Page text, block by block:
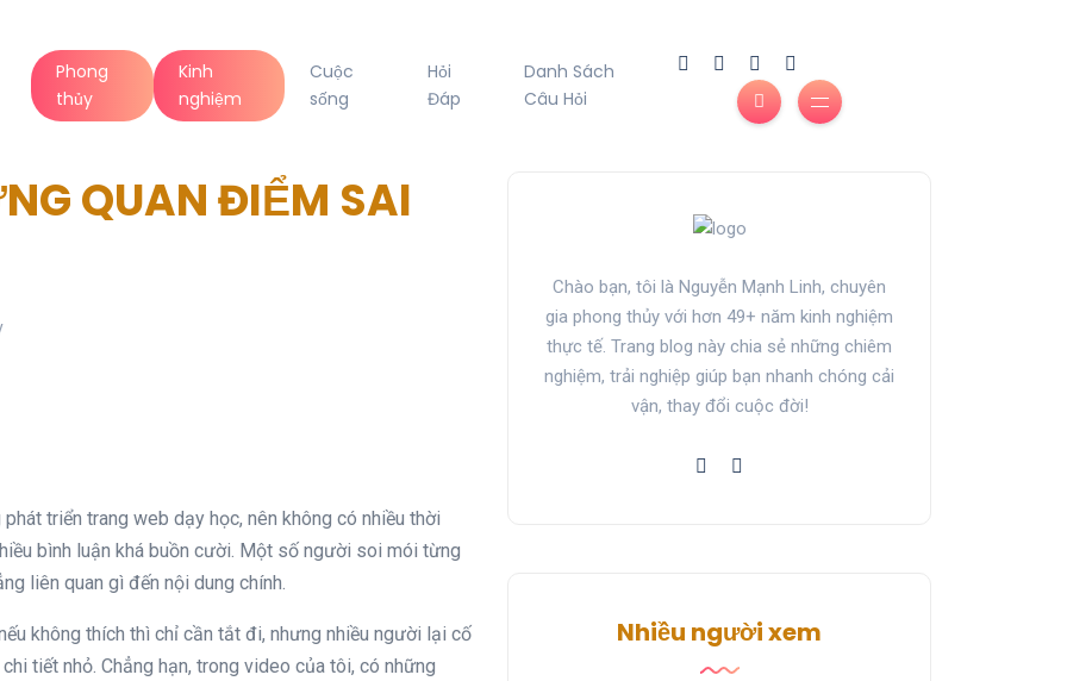
Phong
thủy
Kinh
nghiệm
Cuộc
sống
Hỏi
Đáp
Danh Sách
Câu Hỏi
QUAN ĐIỂM SAI
triển trang web dạy học, nên không có nhiều thời
bình luận khá buồn cười. Một số người soi mói từng
liên quan gì đến nội dung chính.
không thích thì chỉ cần tắt đi, nhưng nhiều người lại cố
tiết nhỏ. Chẳng hạn, trong video của tôi, có những
Chào bạn, tôi là Nguyễn Mạnh Linh, chuyên
gia phong thủy với hơn 49+ năm kinh nghiệm
thực tế. Trang blog này chia sẻ những chiêm
nghiệm, trải nghiệp giúp bạn nhanh chóng cải
vận, thay đổi cuộc đời!
Nhiều người xem